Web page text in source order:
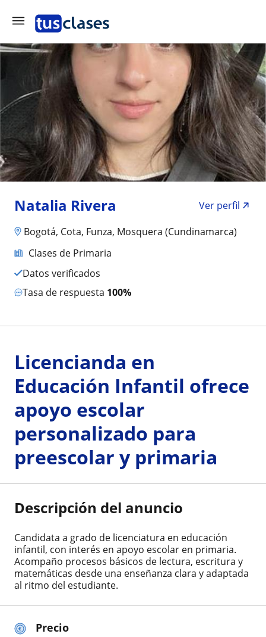
Natalia Rivera
Ver perfil
Bogotá, Cota, Funza, Mosquera (Cundinamarca)
Clases de Primaria
Datos verificados
Tasa de respuesta 100%
Precio
Licencianda en
Educación Infantil ofrece
apoyo escolar
personalizado para
preescolar y primaria
Descripción del anuncio
Candidata a grado de licenciatura en educación
infantil, con interés en apoyo escolar en primaria.
Acompaño procesos básicos de lectura, escritura y
matemáticas desde una enseñanza clara y adaptada
al ritmo del estudiante.